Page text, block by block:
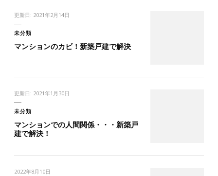
更新日: 2021年2月14日
未分類
マンションのカビ！新築戸建で解決
更新日: 2021年1月30日
未分類
マンションでの人間関係・・・新築戸
建で解決！
2022年8月10日